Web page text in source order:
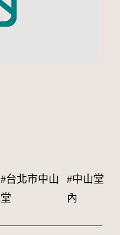
#台北市中山
堂
#中山堂
內